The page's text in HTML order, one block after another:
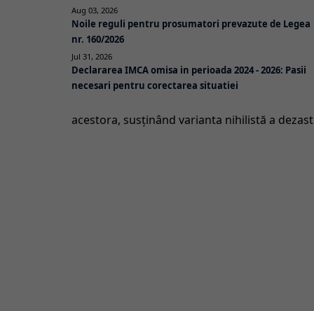
Aug 03, 2026
Noile reguli pentru prosumatori prevazute de Legea
nr. 160/2026
Jul 31, 2026
Declararea IMCA omisa in perioada 2024 - 2026: Pasii
necesari pentru corectarea situatiei
acestora, susţinând varianta nihilistă a